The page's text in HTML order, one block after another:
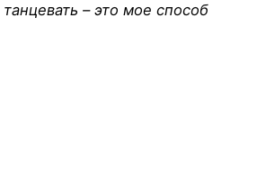
– это мое способ